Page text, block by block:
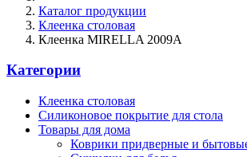
Каталог продукции
Клеенка столовая
Клеенка MIRELLA 2009A
Категории
Клеенка столовая
Силиконовое покрытие для стола
Товары для дома
Коврики придверные и